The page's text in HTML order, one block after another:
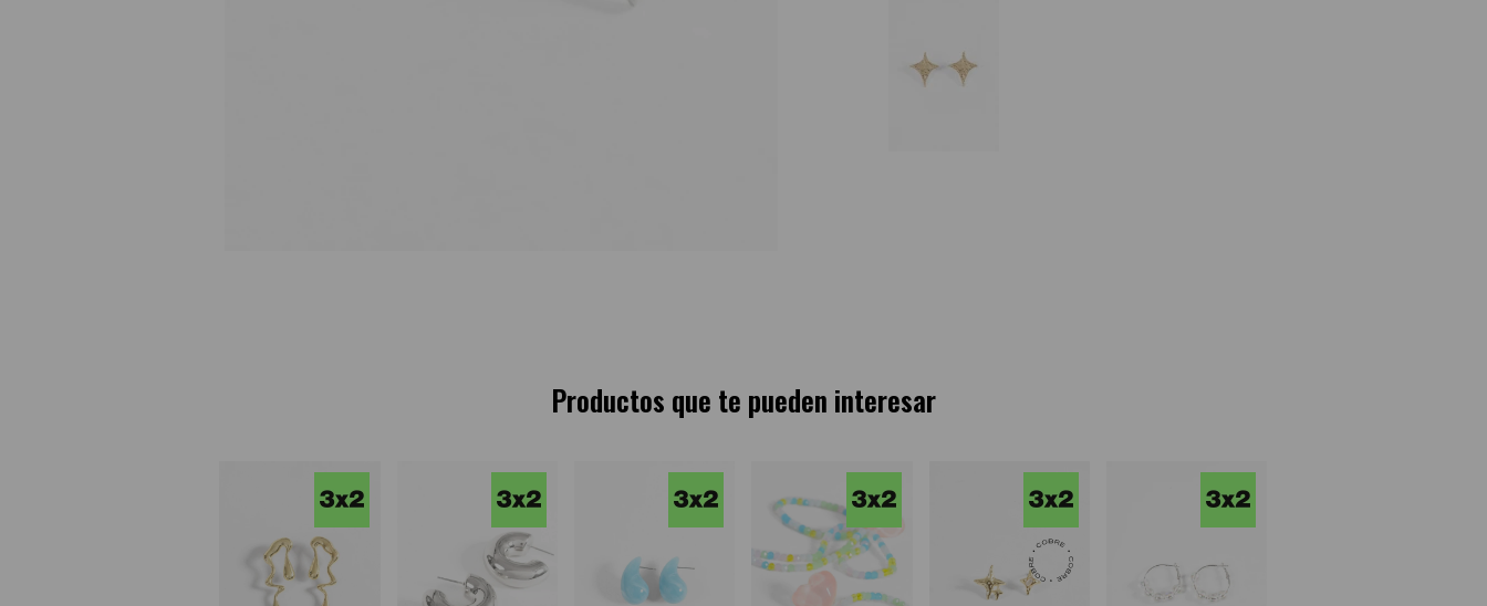
Productos que te pueden interesar